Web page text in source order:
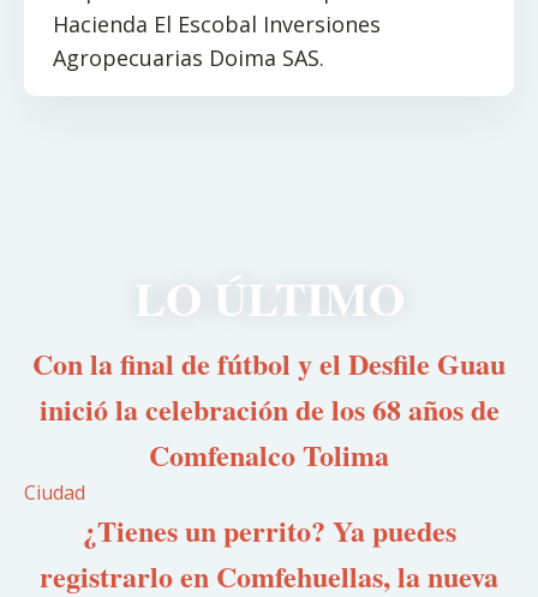
Hacienda El Escobal Inversiones
Agropecuarias Doima SAS.
LO ÚLTIMO
Con la final de fútbol y el Desfile Guau
inició la celebración de los 68 años de
Comfenalco Tolima
Ciudad
¿Tienes un perrito? Ya puedes
registrarlo en Comfehuellas, la nueva